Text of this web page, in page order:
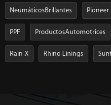
NeumáticosBrillantes Pioneer
PPF ProductosAutomotrices
Rain-X Rhino Linings